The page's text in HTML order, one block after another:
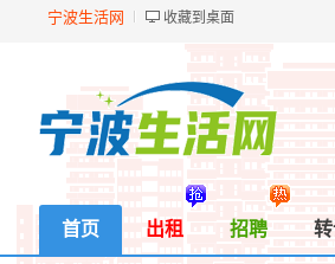
宁波生活网 收藏到桌面
首页 出租 招聘